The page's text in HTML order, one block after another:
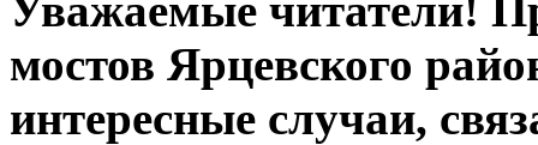
мостов Ярцевского
интересные случаи,